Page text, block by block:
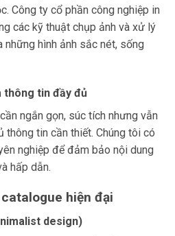
Công ty cổ phần công nghiệp in
các kỹ thuật chụp ảnh và xử lý
những hình ảnh sắc nét, sống
thông tin đầy đủ
ngắn gọn, súc tích nhưng vẫn
tin cần thiết. Chúng tôi có
nghiệp để đảm bảo nội dung
hấp dẫn.
hiện đại
design)